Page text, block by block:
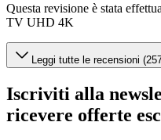
Questa revisione è stata
TV UHD 4K
Leggi tutte le recensioni
Iscriviti alla
ricevere offerte